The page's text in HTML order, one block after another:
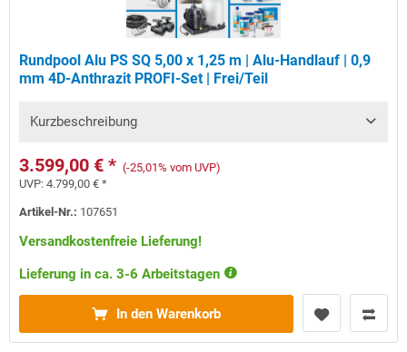
Rundpool Alu PS SQ 5,00 x 1,25 m | Alu-Handlauf | 0,9
mm 4D-Anthrazit PROFI-Set | Frei/Teil
Kurzbeschreibung
3.599,00 € * (-25,01% vom UVP)
UVP:4.799,00 € *
Artikel-Nr.: 107651
Versandkostenfreie Lieferung!
Lieferung in ca. 3-6 Arbeitstagen
In den Warenkorb